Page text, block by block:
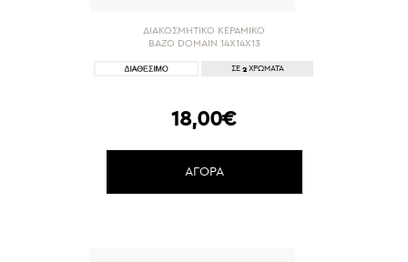
ΔΙΑΚΟΣΜΗΤΙΚΟ ΚΕΡΑΜΙΚΟ
ΒΑΖΟ DOMAIN 14X14X13
ΣΕ 2 ΧΡΩΜΑΤΑ
18,00€
ΑΓΟΡΑ